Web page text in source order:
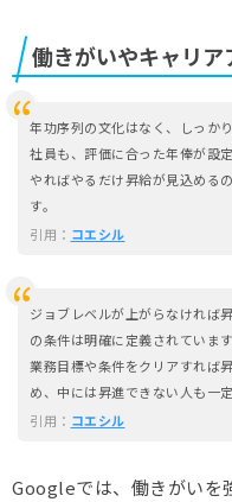
働きがいやキャリ
年功序列の文化はなく、しっか
社員も、評価に合った年俸が設
やればやるだけ昇給が見込める
す。
引用： コエシル
ジョブレベルが上がらなければ
の条件は明確に定義されています
業務目標や条件をクリアすれば
め、中には昇進できない人も一定
引用： コエシル
Googleでは、働きがいを